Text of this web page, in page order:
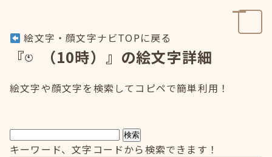
絵文字・顔文字ナビTOPに戻る
『 （10時）』の絵文字詳細
絵文字や顔文字を検索してコピペで簡単利用！
検索
キーワード、文字コードから検索できます！